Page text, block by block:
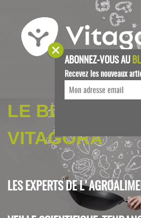
LE BLOG DE
VITAGORA
LES EXPERTS DE
ABONNEZ-VOUS AU
Recevez les nouveaux